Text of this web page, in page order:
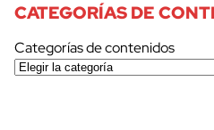
CATEGORÍAS DE
Categorías de contenidos